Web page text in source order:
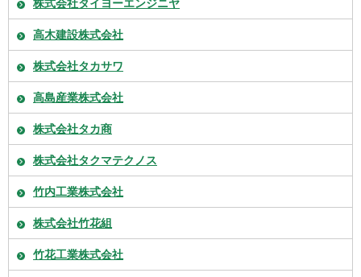
株式会社タイヨーエンジニヤ
高木建設株式会社
株式会社タカサワ
高島産業株式会社
株式会社タカ商
株式会社タクマテクノス
竹内工業株式会社
株式会社竹花組
竹花工業株式会社